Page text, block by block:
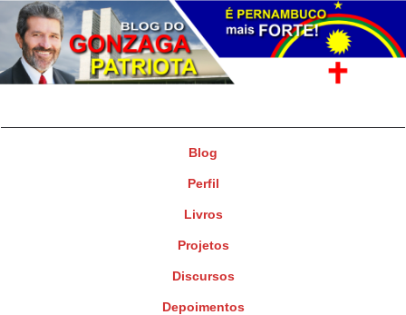
Blog
Perfil
Livros
Projetos
Discursos
Depoimentos